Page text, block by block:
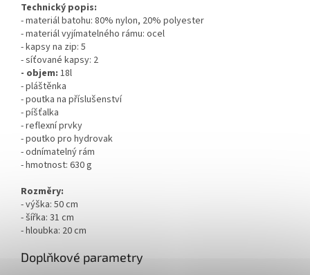
Technický popis:
- materiál batohu: 80% nylon, 20% polyester
- materiál vyjímatelného rámu: ocel
- kapsy na zip: 5
- síťované kapsy: 2
- objem: 18l
- pláštěnka
- poutka na příslušenství
- píšťalka
- reflexní prvky
- poutko pro hydrovak
- odnímatelný rám
- hmotnost: 630 g
Rozměry:
- výška: 50 cm
- šířka: 31 cm
- hloubka: 20 cm
Doplňkové parametry